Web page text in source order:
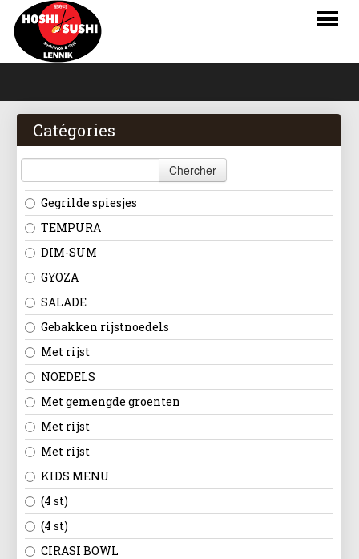
COMMANDER
MENU
LOGIN
CONTACT
NL
EN
Catégories
Chercher
Gegrilde spiesjes
TEMPURA
DIM-SUM
GYOZA
SALADE
Gebakken rijstnoedels
Met rijst
NOEDELS
Met gemengde groenten
Met rijst
Met rijst
KIDS MENU
(4 st)
(4 st)
CIRASI BOWL